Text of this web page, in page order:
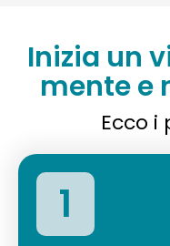
Inizia un
mente e
Ecco i
1